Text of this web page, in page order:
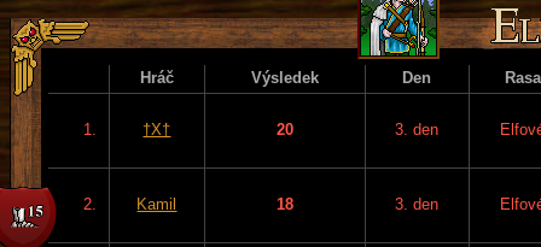
Hráč Výsledek Den Rasa
1. †X† 20 3. den
2. Kamil 18 3. den